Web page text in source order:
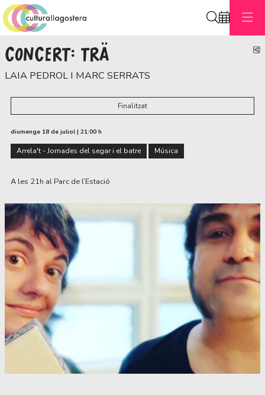
CONCERT: TRÄ
LAIA PEDROL I MARC SERRATS
Finalitzat
diumenge 18 de juliol| 21:00 h
Arrela't - Jornades del segar i el batre Música
A les 21h al Parc de l’Estació